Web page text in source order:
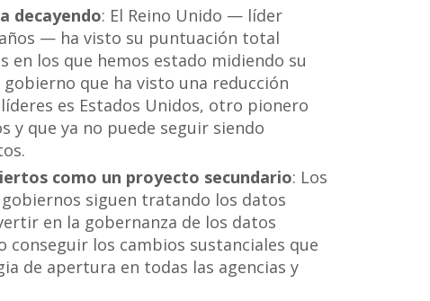
decayendo: El Reino Unido — líder
— ha visto su puntuación total
los que hemos estado midiendo su
que ha visto una reducción
es Estados Unidos, otro pionero
y que ya no puede seguir siendo
como un proyecto secundario: Los
siguen tratando los datos
en la gobernanza de los datos
los cambios sustanciales que
de apertura en todas las agencias y